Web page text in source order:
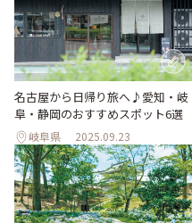
名古屋から日帰り旅へ♪愛知・岐
阜・静岡のおすすめスポット6選
岐阜県 2025.09.23